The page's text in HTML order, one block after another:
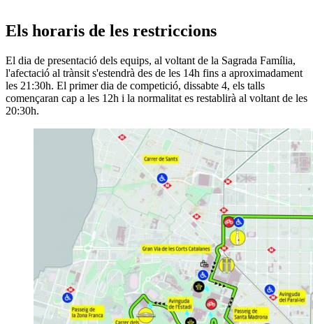
Els horaris de les restriccions
El dia de presentació dels equips, al voltant de la Sagrada Família,
l'afectació al trànsit s'estendrà des de les 14h fins a aproximadament
les 21:30h. El primer dia de competició, dissabte 4, els talls
començaran cap a les 12h i la normalitat es restablirà al voltant de les
20:30h.